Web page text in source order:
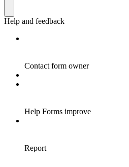
Help and feedback
Contact form owner
Help Forms improve
Report